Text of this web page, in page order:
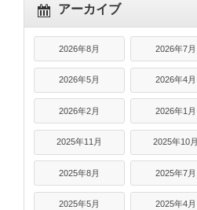
アーカイブ
2026年8月 2026年7月
2026年5月 2026年4月
2026年2月 2026年1月
2025年11月 2025年10月
2025年8月 2025年7月
2025年5月 2025年4月